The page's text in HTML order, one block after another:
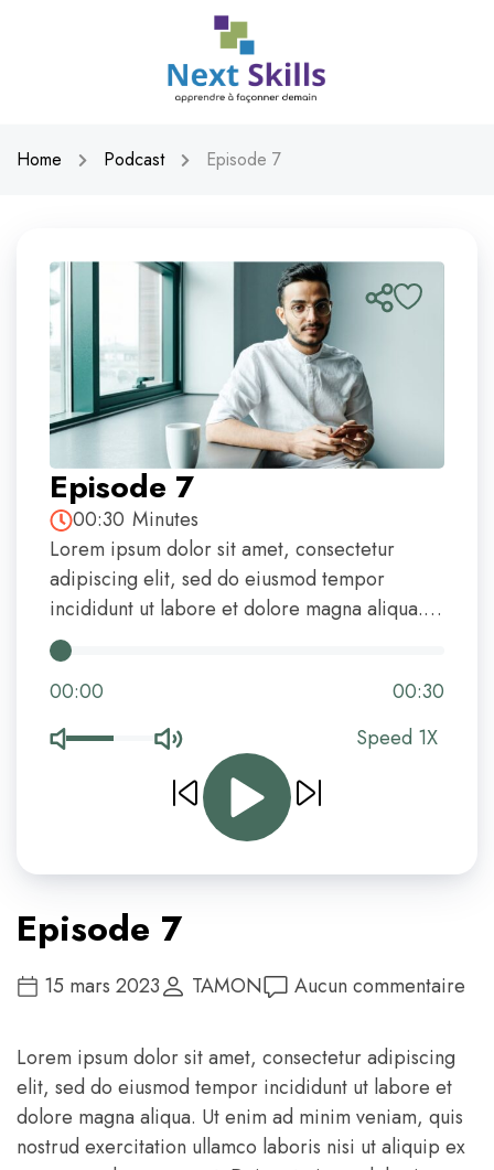
Home Podcast Episode 7
Episode 7
00:30 Minutes
Lorem ipsum dolor sit amet, consectetur
adipiscing elit, sed do eiusmod tempor
incididunt ut labore et dolore magna aliqua.
Ut enim ad minim veniam, quis nostrud
exercitation ullamco laboris nisi ut aliquip ex
ea commodo consequat. Duis aute irure dolor
[…]
00:00
00:30
Speed 1X
Episode 7
15 mars 2023 TAMON Aucun commentaire
Lorem ipsum dolor sit amet, consectetur adipiscing
elit, sed do eiusmod tempor incididunt ut labore et
dolore magna aliqua. Ut enim ad minim veniam, quis
nostrud exercitation ullamco laboris nisi ut aliquip ex